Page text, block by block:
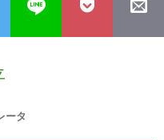
ータ